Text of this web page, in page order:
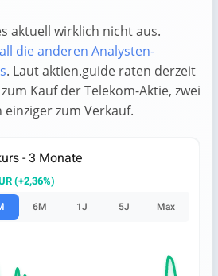
aktuell wirklich nicht aus.
all die anderen Analysten-
. Laut aktien.guide raten derzeit
Kauf der Telekom-Aktie, zwei
zum Verkauf.
- 3 Monate
(+2,36%)
6M 1J 5J Max